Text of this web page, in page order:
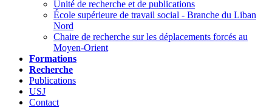
Unité de recherche et de publications
École supérieure de travail social - Branche du Liban
Nord
Chaire de recherche sur les déplacements forcés au
Moyen-Orient
Formations
Recherche
Publications
USJ
Contact